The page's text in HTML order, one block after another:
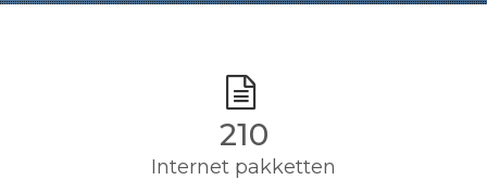
210
Internet pakketten